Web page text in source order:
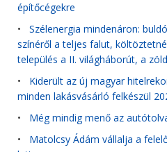
építőcégekre
• Szélenergia mindenáron:
színéről a teljes falut,
település a II. világháborút, a
• Kiderült az új magyar
minden lakásvásárló felkészül
• Még mindig menő az
• Matolcsy Ádám vállalja a